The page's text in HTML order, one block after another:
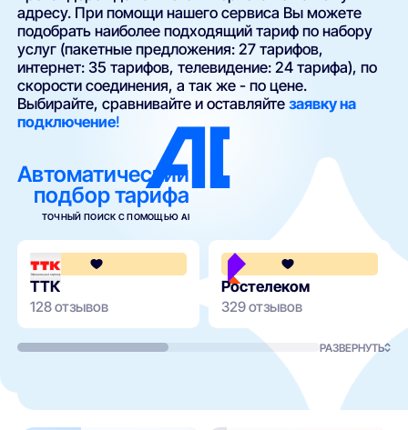
адресу. При помощи нашего сервиса Вы можете
подобрать наиболее подходящий тариф по набору
услуг (пакетные предложения: 27 тарифов,
интернет: 35 тарифов, телевидение: 24 тарифа), по
скорости соединения, а так же - по цене.
Выбирайте, сравнивайте и оставляйтезаявку на
подключение!
Автоматический
подбор тарифа
ТОЧНЫЙ ПОИСК С ПОМОЩЬЮ AI
4.3
ТТК
128 отзывов
Ростелеком
329 отзывов
РАЗВЕРНУТЬ